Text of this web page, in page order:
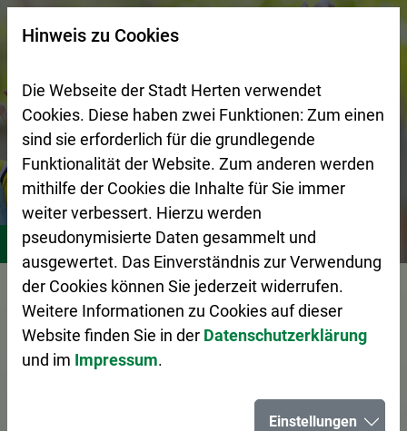
Zur Startseite (Schnelltaste 0)
Zum Seitenanfang springen (Schnelltaste A)
Zur Navigation/Menü springen (Schnelltaste M)
Zur Suche springen (Schnelltaste 8)
Zum Inhalt springen (Schnelltaste I)
Zum Fußbereich springen (Schnelltaste Z)
Stadtleben Bildung
Vorlesen
Schulen in Herten
Suchseite mit Schnellsuche
Hinweis zu Cookies
Die Webseite der Stadt Herten verwendet
Cookies. Diese haben zwei Funktionen: Zum einen
sind sie erforderlich für die grundlegende
Funktionalität der Website. Zum anderen werden
mithilfe der Cookies die Inhalte für Sie immer
weiter verbessert. Hierzu werden
pseudonymisierte Daten gesammelt und
ausgewertet. Das Einverständnis zur Verwendung
der Cookies können Sie jederzeit widerrufen.
Weitere Informationen zu Cookies auf dieser
Website finden Sie in der Datenschutzerklärung
und im Impressum.
Einstellungen